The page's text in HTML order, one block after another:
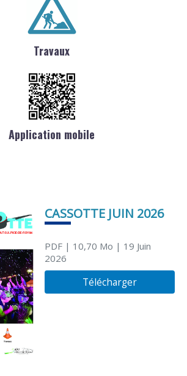
Travaux
Application mobile
CASSOTTE JUIN 2026
PDF| 10,70 Mo | 19 Juin
2026
Télécharger